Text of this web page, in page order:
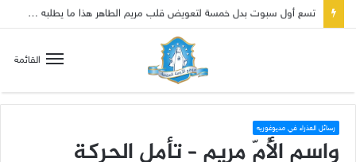
تسع أول سبوت بدل خمسة لتعويض قلب مريم الطاهر هذا ما يطلبه يسوع!
القائمة
رسائل العذراء في مديوغوريه
واسم الأُمّ مريم – تأمل الحركة